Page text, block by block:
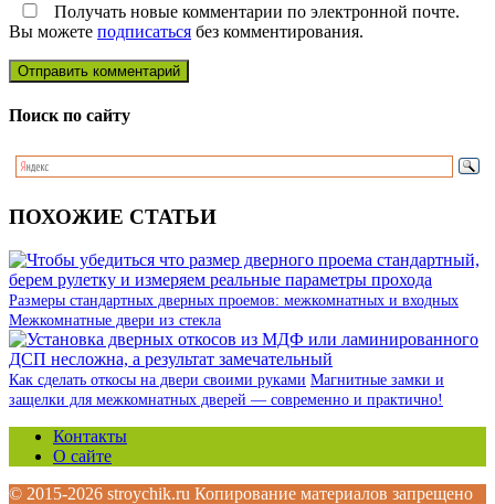
Получать новые комментарии по электронной почте.
Вы можете подписаться без комментирования.
Поиск по сайту
ПОХОЖИЕ СТАТЬИ
Размеры стандартных дверных проемов: межкомнатных и входных
Межкомнатные двери из стекла
Как сделать откосы на двери своими руками Магнитные замки и
защелки для межкомнатных дверей — современно и практично!
Контакты
О сайте
© 2015-2026 stroychik.ru Копирование материалов запрещено